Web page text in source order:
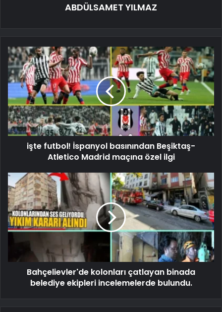
ABDÜLSAMET YILMAZ
işte futbol! İspanyol basınından Beşiktaş-
Atletico Madrid maçına özel ilgi
Bahçelievler'de kolonları çatlayan binada
belediye ekipleri incelemelerde bulundu.